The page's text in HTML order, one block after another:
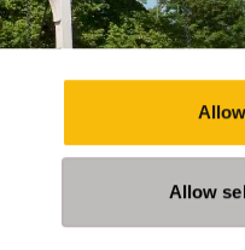
Allow